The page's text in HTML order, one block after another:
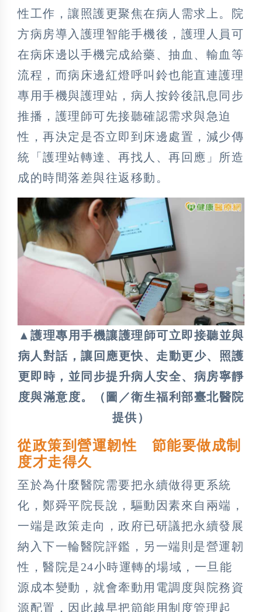
性工作，讓照護更聚焦在病人需求上。院
方病房導入護理智能手機後，護理人員可
在病床邊以手機完成給藥、抽血、輸血等
流程，而病床邊紅燈呼叫鈴也能直連護理
專用手機與護理站，病人按鈴後訊息同步
推播，護理師可先接聽確認需求與急迫
性，再決定是否立即到床邊處置，減少傳
統「護理站轉達、再找人、再回應」所造
成的時間落差與往返移動。
▲護理專用手機讓護理師可立即接聽並與
病人對話，讓回應更快、走動更少、照護
更即時，並同步提升病人安全、病房寧靜
度與滿意度。（圖／衛生福利部臺北醫院
提供）
從政策到營運韌性 節能要做成制
度才走得久
至於為什麼醫院需要把永續做得更系統
化，鄭舜平院長說，驅動因素來自兩端，
一端是政策走向，政府已研議把永續發展
納入下一輪醫院評鑑，另一端則是營運韌
性，醫院是24小時運轉的場域，一旦能
源成本變動，就會牽動用電調度與院務資
源配置，因此越早把節能用制度管理起